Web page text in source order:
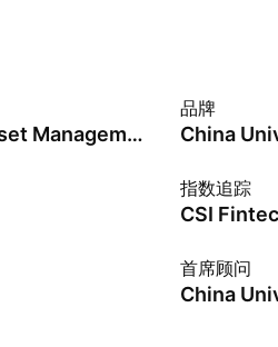
China Universal Asset Management Co., Ltd.
品牌
China
指数追踪
首席顾问